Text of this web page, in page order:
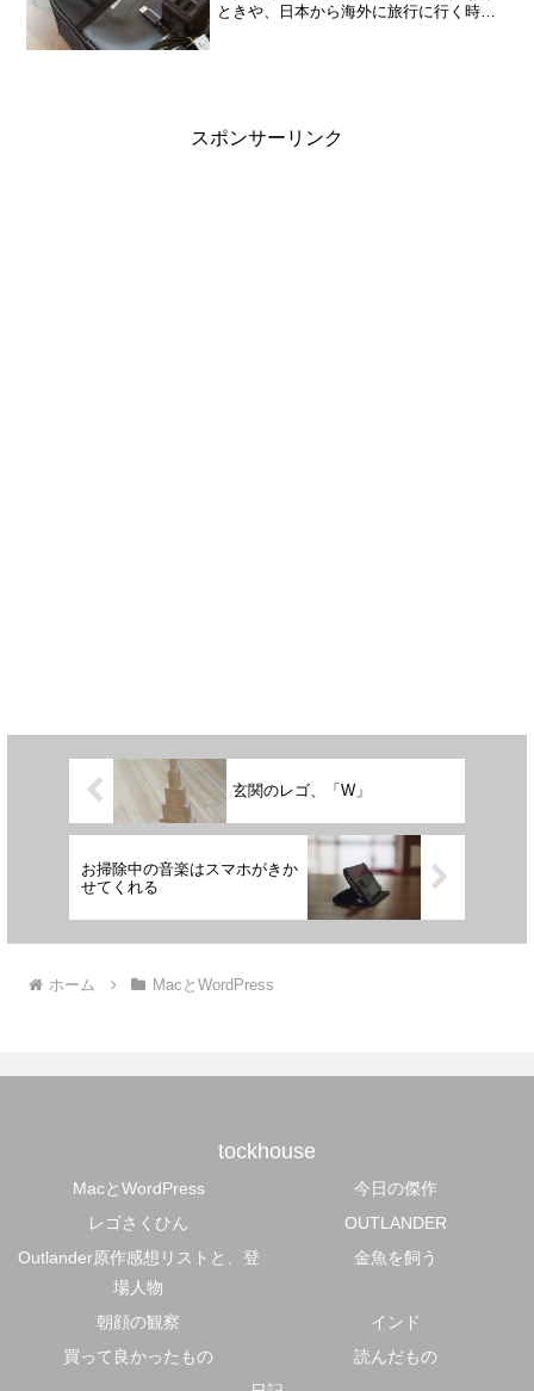
ときや、日本から海外に旅行に行く時な
スポンサーリンク
玄関のレゴ、「W」
お掃除中の音楽はスマホがきか
せてくれる
ホーム MacとWordPress
tockhouse
MacとWordPress
今日の傑作
レゴさくひん
OUTLANDER
Outlander原作感想リストと、登
場人物
金魚を飼う
朝顔の観察
インド
買って良かったもの
読んだもの